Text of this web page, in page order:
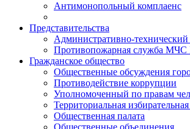
Антимонопольный комплаенс
Представительства
Административно-технический
Противопожарная служба МЧС
Гражданское общество
Общественные обсуждения
Противодействие коррупции
Уполномоченный по правам
Территориальная
Общественная палата